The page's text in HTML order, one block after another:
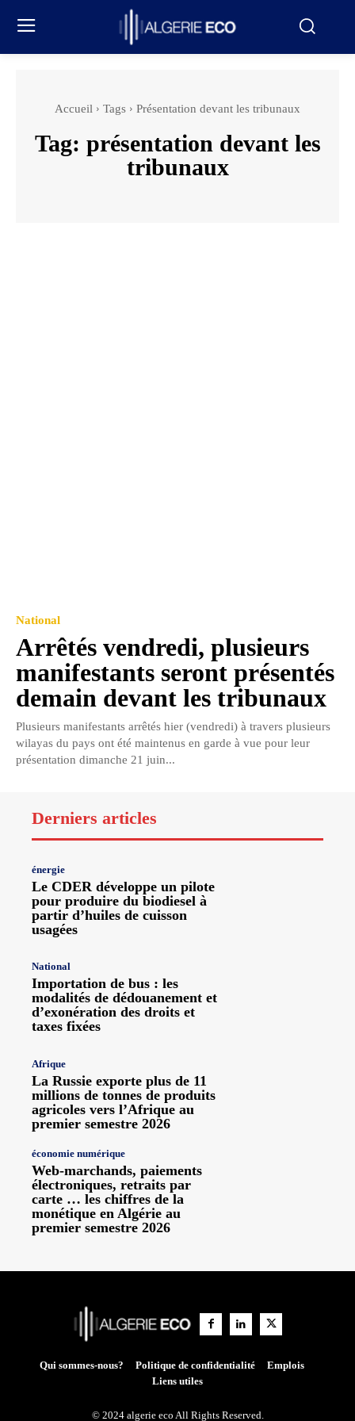
Accueil Tags Présentation devant les tribunaux
Tag: présentation devant les
tribunaux
National
Arrêtés vendredi, plusieurs
manifestants seront présentés
demain devant les tribunaux
Plusieurs manifestants arrêtés hier (vendredi) à travers plusieurs
wilayas du pays ont été maintenus en garde à vue pour leur
présentation dimanche 21 juin...
Derniers articles
énergie
Le CDER développe un pilote
pour produire du biodiesel à
partir d’huiles de cuisson
usagées
National
Importation de bus : les
modalités de dédouanement et
d’exonération des droits et
taxes fixées
Afrique
La Russie exporte plus de 11
millions de tonnes de produits
agricoles vers l’Afrique au
premier semestre 2026
économie numérique
Web-marchands, paiements
électroniques, retraits par
carte … les chiffres de la
monétique en Algérie au
premier semestre 2026
Qui sommes-nous? Politique de confidentialité
Emplois
Liens utiles
© 2024 algerie eco All Rights Reserved.